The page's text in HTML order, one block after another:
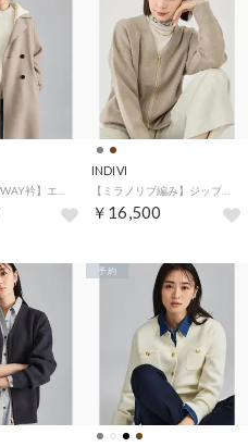
INDIVI
【ミラノリブ編み】ジップニットブルゾン （モカブラウン(942)）
￥16,500
予約